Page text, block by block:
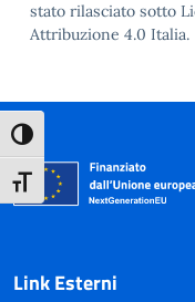
Attiva/disattiva alto
Attiva/disattiva
stato rilasciato sotto
Attribuzione 4.0 Italia.
Link Esterni